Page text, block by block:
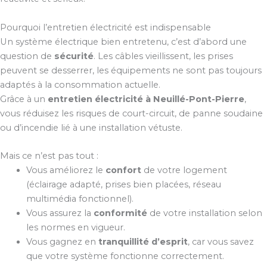
Pourquoi l’entretien électricité est indispensable
Un système électrique bien entretenu, c’est d’abord une
question de sécurité. Les câbles vieillissent, les prises
peuvent se desserrer, les équipements ne sont pas toujours
adaptés à la consommation actuelle.
Grâce à un entretien électricité à Neuillé-Pont-Pierre,
vous réduisez les risques de court-circuit, de panne soudaine
ou d’incendie lié à une installation vétuste.
Mais ce n’est pas tout :
Vous améliorez le confortde votre logement
(éclairage adapté, prises bien placées, réseau
multimédia fonctionnel).
Vous assurez la conformitéde votre installation selon
les normes en vigueur.
Vous gagnez en tranquillité d’esprit, car vous savez
que votre système fonctionne correctement.